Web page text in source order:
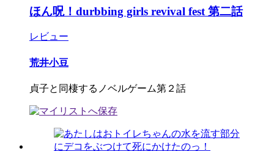
ほん呪！durbbing girls revival fest 第二話
レビュー
荒井小豆
貞子と同棲するノベルゲーム第２話